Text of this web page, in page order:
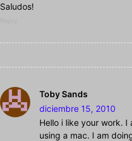
Saludos!
Toby Sands
diciembre 15, 2010
Hello i like your work.
using a mac. I am